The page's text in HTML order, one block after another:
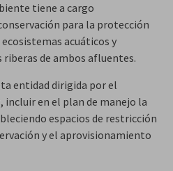
tiene a cargo
para la protección
acuáticos y
de ambos afluentes.
entidad dirigida por el
en el plan de manejo la
espacios de restricción
y el aprovisionamiento